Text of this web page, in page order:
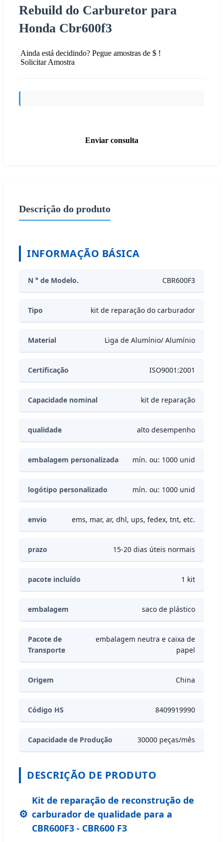
Rebuild do Carburetor para
Honda Cbr600f3
Ainda está decidindo? Pegue amostras de $ !
Solicitar Amostra
Enviar consulta
Descrição do produto
INFORMAÇÃO BÁSICA
N ° de Modelo. CBR600F3
Tipo kit de reparação do carburador
Material Liga de Alumínio/ Alumínio
Certificação ISO9001:2001
Capacidade nominal kit de reparação
qualidade alto desempenho
embalagem personalizada mín. ou: 1000 unid
logótipo personalizado mín. ou: 1000 unid
envio ems, mar, ar, dhl, ups, fedex, tnt, etc.
prazo 15-20 dias úteis normais
pacote incluído 1 kit
embalagem saco de plástico
Pacote de
Transporte
embalagem neutra e caixa de
papel
Origem China
Código HS 8409919990
Capacidade de Produção 30000 peças/mês
DESCRIÇÃO DE PRODUTO
Kit de reparação de reconstrução de
carburador de qualidade para a
CBR600F3 - CBR600 F3